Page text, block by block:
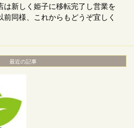
は新しく姫子に移転完了し営業を
同様、これからもどうぞ宜しく
最近の記事